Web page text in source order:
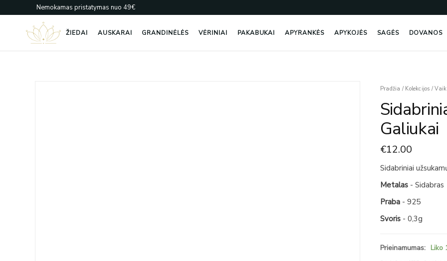
prie
Nemokamas pristatymas nuo 49€
ŽIEDAI AUSKARAI GRANDINĖLĖS VĖRINIAI PAKABUKAI APYRANKĖS APYKOJĖS SAGĖS DOVANOS
Pradžia / Kolekcijos /
Galiukai
€12.00
Sidabriniai
Metalas- Sidabras
Praba- 925
Svoris- 0,3g
Prieinamumas: Liko
produkto
Sidabriniai
Užsukamų
Auskarų
Galiukai